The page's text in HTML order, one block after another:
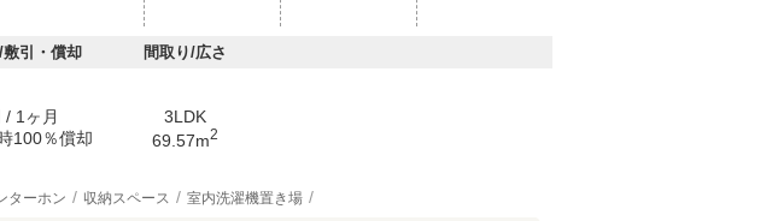
引・償却 間取り/広さ
/ 1ヶ月
100％償却
3LDK
69.57m2
ターホン 収納スペース 室内洗濯機置き場